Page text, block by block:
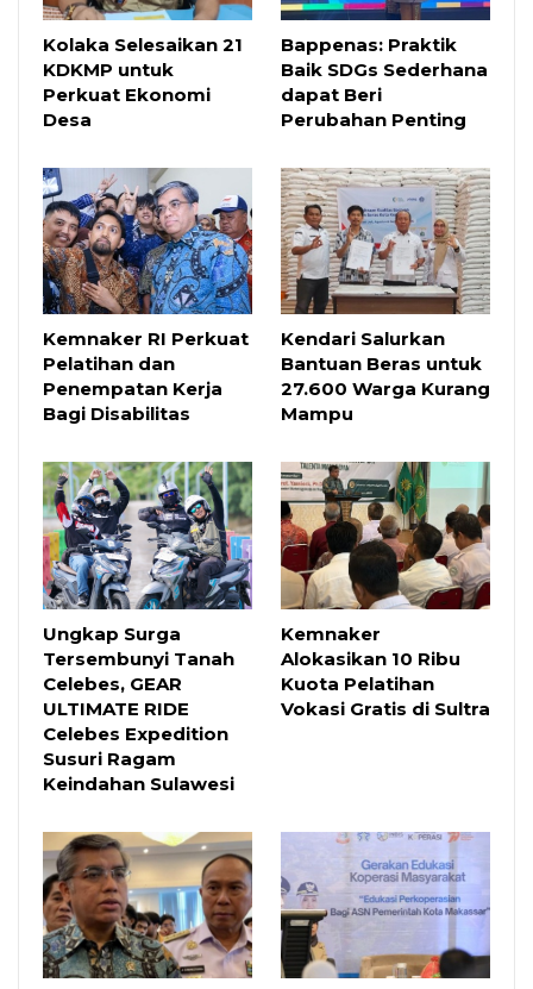
Kolaka Selesaikan 21
KDKMP untuk
Perkuat Ekonomi
Desa
Bappenas: Praktik
Baik SDGs Sederhana
dapat Beri
Perubahan Penting
Kemnaker RI Perkuat
Pelatihan dan
Penempatan Kerja
Bagi Disabilitas
Kendari Salurkan
Bantuan Beras untuk
27.600 Warga Kurang
Mampu
Ungkap Surga
Tersembunyi Tanah
Celebes, GEAR
ULTIMATE RIDE
Celebes Expedition
Susuri Ragam
Keindahan Sulawesi
Kemnaker
Alokasikan 10 Ribu
Kuota Pelatihan
Vokasi Gratis di Sultra